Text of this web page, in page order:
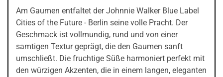
Am Gaumen entfaltet der Johnnie Walker Blue Label
Cities of the Future - Berlin seine volle Pracht. Der
Geschmack ist vollmundig, rund und von einer
samtigen Textur geprägt, die den Gaumen sanft
umschließt. Die fruchtige Süße harmoniert perfekt mit
den würzigen Akzenten, die in einem langen, eleganten